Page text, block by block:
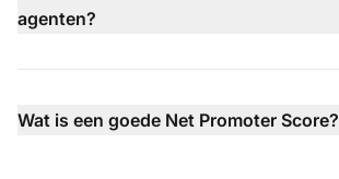
agenten?
Wat is een goede Net Promoter Score?